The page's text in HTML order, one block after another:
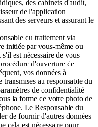
des cabinets d'audit,
de l'application
des serveurs et assurant le
du traitement via
initiée par vous-même ou
est nécessaire de vous
d'ouverture de
vos données à
transmises au responsable du
de confidentialité
la forme de votre photo de
Le Responsable du
de fournir d'autres données
cela est nécessaire pour